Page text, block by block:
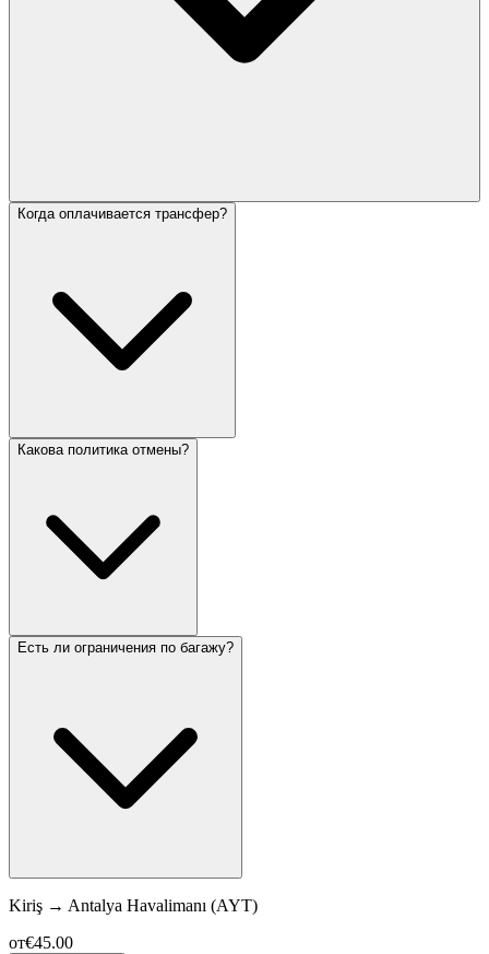
Когда оплачивается трансфер?
Какова политика отмены?
Есть ли ограничения по багажу?
Kiriş → Antalya Havalimanı (AYT)
от€45.00